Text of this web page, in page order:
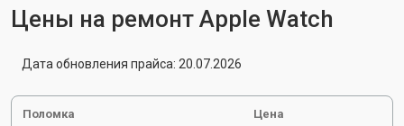
Цены на ремонт Apple Watch
Дата обновления прайса: 20.07.2026
Поломка Цена